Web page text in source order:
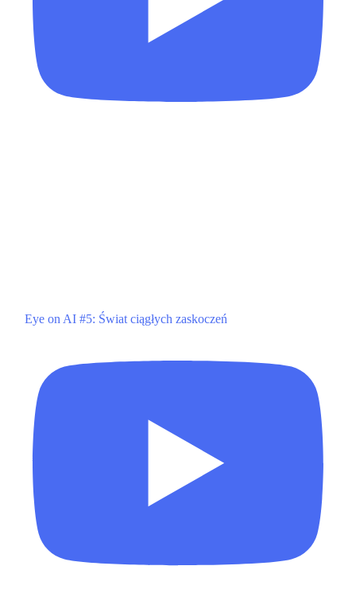
Eye on AI #5: Świat ciągłych zaskoczeń